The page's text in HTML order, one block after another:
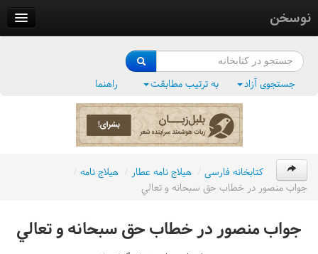
نوسخن
فرهنگ واژگان
جستجوی آزاد به ترتیب مطابقت راهنما
کتابخانه فارسی / هيلاج نامه عطار / هيلاج نامه /
جواب منصور در خطاب حق سبحانه و تعالي
جواب منصور در خطاب حق سبحانه و تعالي